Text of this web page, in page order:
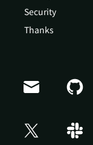
Security
Thanks